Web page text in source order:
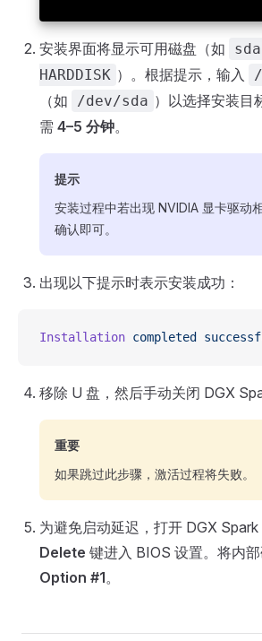
安装界面将显示可用磁盘（如
HARDDISK ）。根据提示，输入
（如
/dev/sda ）以选择安装目
需 4–5 分钟。
提示
安装过程中若出现 NVIDIA 显卡驱动
确认即可。
出现以下提示时表示安装成功：
Installation completed
移除 U 盘，然后手动关闭 DGX
重要
如果跳过此步骤，激活过程将失败。
为避免启动延迟，打开 DGX
Delete 键进入 BIOS 设置。将内
Option #1。